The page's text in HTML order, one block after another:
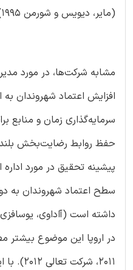
(مایر، دیویس و شورمن 1995).
مشابه شرکت‌ها، در مورد
افزایش اعتماد شهروندان به
سرمایه‌گذاری زمان و منابع
حفظ روابط رضایت‌بخش
پیشینه تحقیق در مورد
سطح اعتماد شهروندان به
در اروپا این موضوع بیشتر
2011،